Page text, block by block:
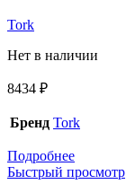
Tork
Нет в наличии
8434 ₽
Бренд Tork
Подробнее
Быстрый просмотр